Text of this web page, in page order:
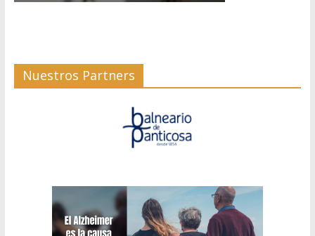
Nuestros Partners